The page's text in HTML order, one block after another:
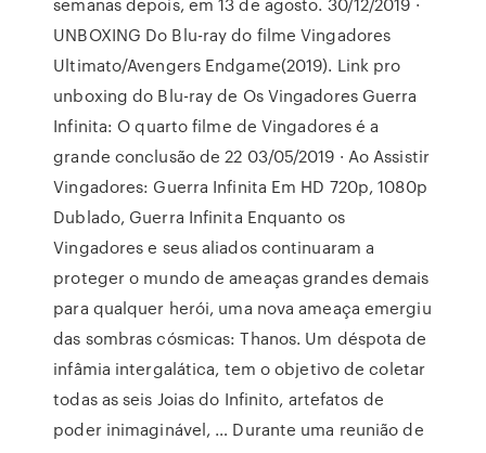
UNBOXING Do Blu-ray do filme Vingadores
Ultimato/Avengers Endgame(2019). Link pro
unboxing do Blu-ray de Os Vingadores Guerra
Infinita: O quarto filme de Vingadores é a
grande conclusão de 22 03/05/2019 · Ao Assistir
Vingadores: Guerra Infinita Em HD 720p, 1080p
Dublado, Guerra Infinita Enquanto os
Vingadores e seus aliados continuaram a
proteger o mundo de ameaças grandes demais
para qualquer herói, uma nova ameaça emergiu
das sombras cósmicas: Thanos. Um déspota de
infâmia intergalática, tem o objetivo de coletar
todas as seis Joias do Infinito, artefatos de
poder inimaginável, … Durante uma reunião de